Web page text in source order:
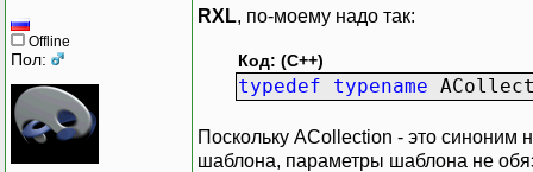
Offline
Пол:
RXL, по-моему надо так:
Код: (C++)
typedef typename
Поскольку ACollection - это синоним
шаблона, параметры шаблона не